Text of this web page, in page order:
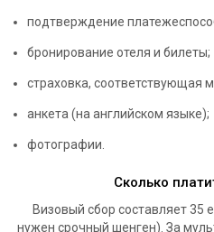
подтверждение
бронирование отеля и билеты;
страховка, соответствующая
анкета (на английском языке);
фотографии.
Сколько
Визовый сбор составляет 35
нужен срочный шенген). За